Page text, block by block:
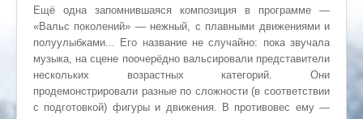
Ещё одна запомнившаяся композиция в программе —
«Вальс поколений» — нежный, с плавными движениями и
полуулыбками... Его название не случайно: пока звучала
музыка, на сцене поочерёдно вальсировали представители
нескольких возрастных категорий. Они
продемонстрировали разные по сложности (в соответствии
с подготовкой) фигуры и движения. В противовес ему —